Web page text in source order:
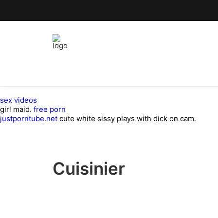
sex videos
girl maid. free porn
justporntube.net cute white sissy plays with dick on cam.
Cuisinier